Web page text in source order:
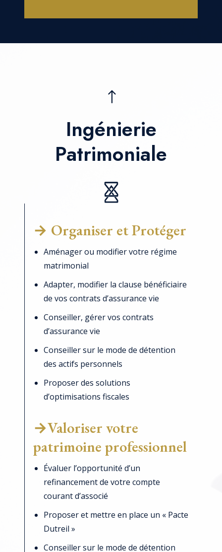
Ingénierie
Patrimoniale
→ Organiser et Protéger
Aménager ou modifier votre régime
matrimonial
Adapter, modifier la clause bénéficiaire
de vos contrats d’assurance vie
Conseiller, gérer vos contrats
d’assurance vie
Conseiller sur le mode de détention
des actifs personnels
Proposer des solutions
d’optimisations fiscales
→Valoriser votre
patrimoine professionnel
Évaluer l’opportunité d’un
refinancement de votre compte
courant d’associé
Proposer et mettre en place un « Pacte
Dutreil »
Conseiller sur le mode de détention